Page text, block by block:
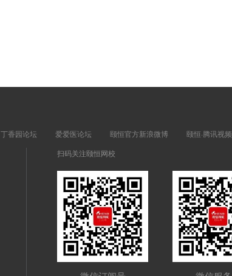
丁香园论坛 爱爱医论坛 颐恒官方新浪微博
颐恒·腾讯视频
扫码关注颐恒网校